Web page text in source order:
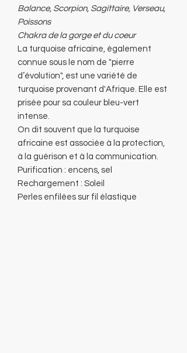
Balance, Scorpion, Sagittaire, Verseau,
Poissons
Chakra de la gorge et du coeur
La turquoise africaine, également
connue sous le nom de "pierre
d’évolution", est une variété de
turquoise provenant d'Afrique. Elle est
prisée pour sa couleur bleu-vert
intense.
On dit souvent que la turquoise
africaine est associée à la protection,
à la guérison et à la communication.
Purification : encens, sel
Rechargement : Soleil
Perles enfilées sur fil élastique